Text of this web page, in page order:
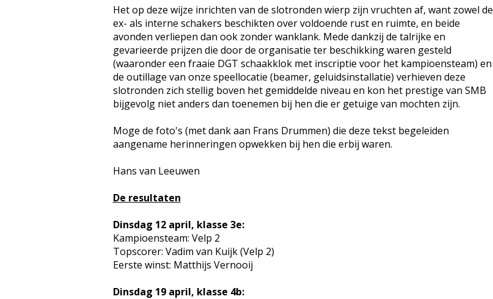
Het op deze wijze inrichten van de slotronden wierp zijn vruchten af, want zowel de
ex- als interne schakers beschikten over voldoende rust en ruimte, en beide
avonden verliepen dan ook zonder wanklank. Mede dankzij de talrijke en
gevarieerde prijzen die door de organisatie ter beschikking waren gesteld
(waaronder een fraaie DGT schaakklok met inscriptie voor het kampioensteam) en
de outillage van onze speellocatie (beamer, geluidsinstallatie) verhieven deze
slotronden zich stellig boven het gemiddelde niveau en kon het prestige van SMB
bijgevolg niet anders dan toenemen bij hen die er getuige van mochten zijn.
Moge de foto's (met dank aan Frans Drummen) die deze tekst begeleiden
aangename herinneringen opwekken bij hen die erbij waren.
Hans van Leeuwen
De resultaten
Dinsdag 12 april, klasse 3e:
Kampioensteam: Velp 2
Topscorer: Vadim van Kuijk (Velp 2)
Eerste winst: Matthijs Vernooij
Dinsdag 19 april, klasse 4b: